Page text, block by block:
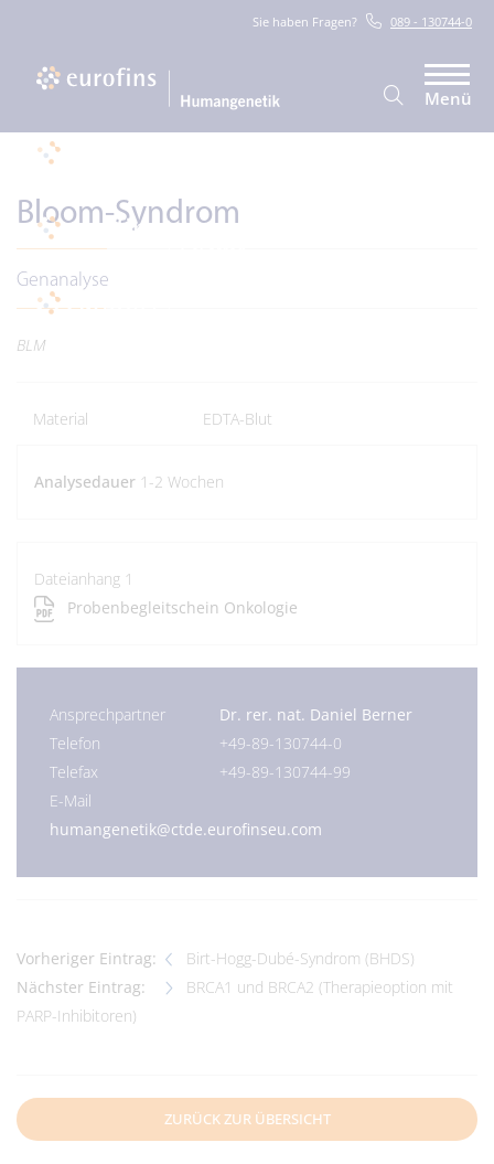
Sie haben Fragen? 089 - 130744-0
Menü
Bloom-Syndrom
Genanalyse
BLM
Material EDTA-Blut
Analysedauer 1-2 Wochen
Dateianhang 1
Probenbegleitschein Onkologie
Ansprechpartner
Dr. rer. nat. Daniel Berner
Telefon
+49-89-130744-0
Telefax
+49-89-130744-99
E-Mail
humangenetik@ctde.eurofinseu.com
Vorheriger Eintrag:
Birt-Hogg-Dubé-Syndrom (BHDS)
Nächster Eintrag:
BRCA1 und BRCA2 (Therapieoption mit
PARP-Inhibitoren)
ZURÜCK ZUR ÜBERSICHT